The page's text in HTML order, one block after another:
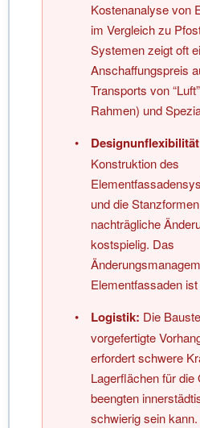
Kostenanalyse von
im Vergleich zu
Systemen zeigt oft
Anschaffungspreis
Transports von
Rahmen) und
•
Konstruktion des
und die
nachträgliche
kostspielig. Das
Elementfassaden
•
Logistik: Die
vorgefertigte
erfordert schwere
Lagerflächen für
beengten
schwierig sein kann.